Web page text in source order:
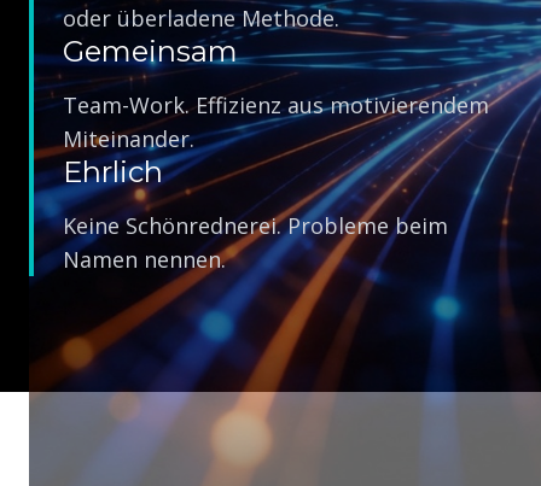
oder überladene Methode.
Gemeinsam
Team-Work. Effizienz aus motivierendem
Miteinander.
Ehrlich
Keine Schönrednerei. Probleme beim
Namen nennen.